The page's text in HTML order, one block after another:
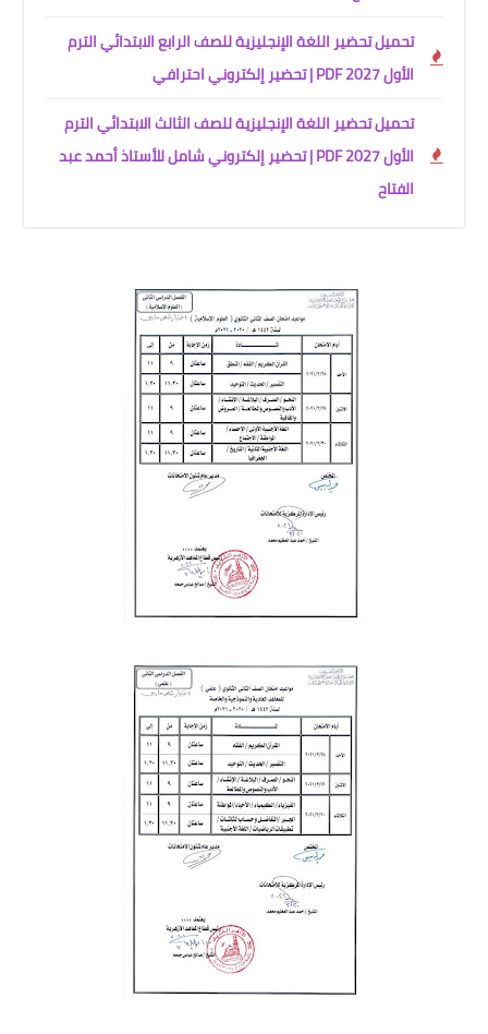
تحميل تحضير اللغة الإنجليزية للصف الرابع الابتدائي الترم
الأول 2027 PDF | تحضير إلكتروني احترافي
تحميل تحضير اللغة الإنجليزية للصف الثالث الابتدائي الترم
الأول 2027 PDF | تحضير إلكتروني شامل للأستاذ أحمد عبد
الفتاح